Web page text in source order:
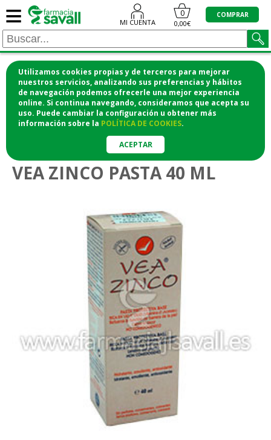
Utilizamos cookies propias y de terceros para mejorar
nuestros servicios, analizando sus preferencias y hábitos
de navegación podemos ofrecerle una mejor experiencia
online. Si continua navegando, consideramos que acepta su
uso. Puede cambiar la configuración u obtener más
información sobre la POLÍTICA DE COOKIES.
ACEPTAR
≡ MI CUENTA
0
0,00€
COMPRAR
¡COMPRA CÓMODAMENTE DESDE CASA Y RECOGE
EN LA FARMACIA!
o si lo prefieres te lo mandamos a casa
Higiene y cuidado del bebé > Cremas de pañal
VEA ZINCO PASTA 40 ML